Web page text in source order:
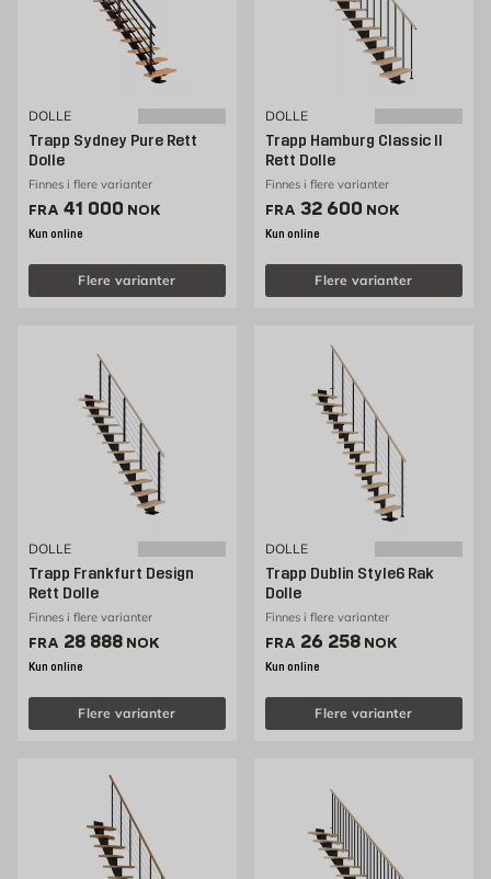
DOLLE
Trapp Sydney Pure Rett
Dolle
Finnes i flere varianter
FRA Pris 41000 NOK /stk
41 000 NOK
Kun online
Flere varianter
DOLLE
Trapp Hamburg Classic II
Rett Dolle
Finnes i flere varianter
FRA Pris 32600 NOK /stk
32 600 NOK
Kun online
Flere varianter
DOLLE
Trapp Frankfurt Design
Rett Dolle
Finnes i flere varianter
FRA Pris 28888 NOK /stk
28 888 NOK
Kun online
Flere varianter
DOLLE
Trapp Dublin Style6 Rak
Dolle
Finnes i flere varianter
FRA Pris 26258 NOK /stk
26 258 NOK
Kun online
Flere varianter